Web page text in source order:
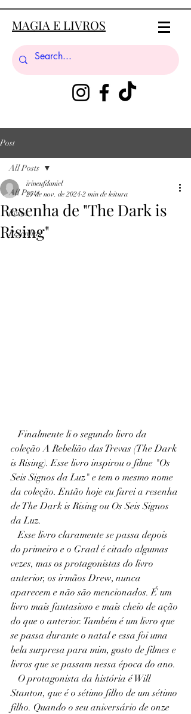
MAGIA E LIVROS
Post
All Posts
livros
Resenhas
All Posts
Resenha de "The Dark is
Rising"
irineufdaniel
27 de nov. de 2024 2 min de leitura
   Finalmente li o segundo livro da
coleção A Rebelião das Trevas (The Dark
is Rising). Esse livro inspirou o filme "Os
Seis Signos da Luz" e tem o mesmo nome
da coleção. Então hoje eu farei a resenha
de The Dark is Rising ou Os Seis Signos
da Luz.
   Esse livro claramente se passa depois
do primeiro e o Graal é citado algumas
vezes, mas os protagonistas do livro
anterior, os irmãos Drew, nunca
aparecem e não são mencionados. É um
livro mais fantasioso e mais cheio de ação
do que o anterior. Também é um livro que
se passa durante o natal e essa foi uma
bela surpresa para mim, gosto de filmes e
livros que se passam nessa época do ano.
Stanton, que é o sétimo filho de um sétimo
filho. Quando o seu aniversário de onze